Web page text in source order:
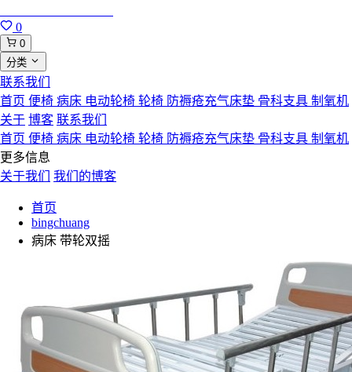
0
0
分类
联系我们
首页 便椅 病床 电动轮椅 轮椅 防褥疮充气床垫 骨科支具 制氧机
关于 博客 联系我们
首页 便椅 病床 电动轮椅 轮椅 防褥疮充气床垫 骨科支具 制氧机
更多信息
关于我们
我们的博客
首页
bingchuang
病床 带轮双摇